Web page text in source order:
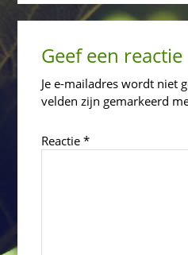
Reader
Interactions
Geef een reactie
Je e-mailadres wordt niet
velden zijn gemarkeerd
Reactie*